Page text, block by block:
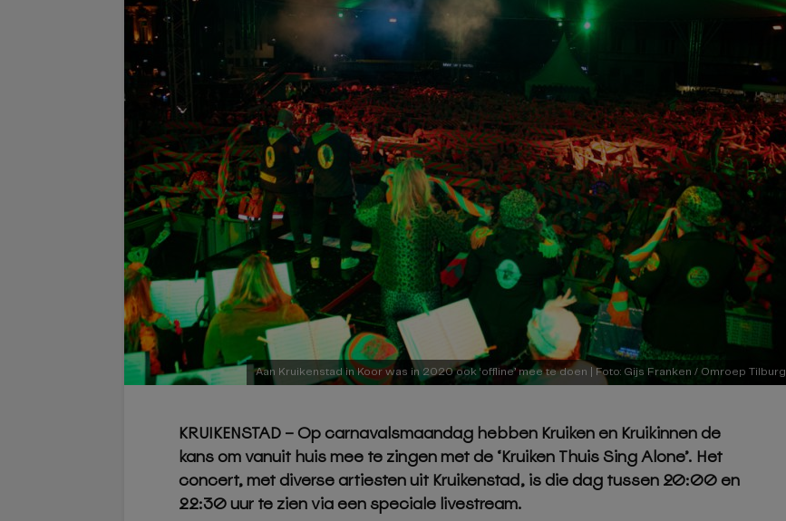
Aan Kruikenstad in Koor was in 2020 ook ‘offline’ mee te doen | Foto: Gijs Franken / Omroep Tilburg
KRUIKENSTAD – Op carnavalsmaandag hebben Kruiken en Kruikinnen de
kans om vanuit huis mee te zingen met de ‘Kruiken Thuis Sing Alone’. Het
concert, met diverse artiesten uit Kruikenstad, is die dag tussen 20:00 en
22:30 uur te zien via een speciale livestream.